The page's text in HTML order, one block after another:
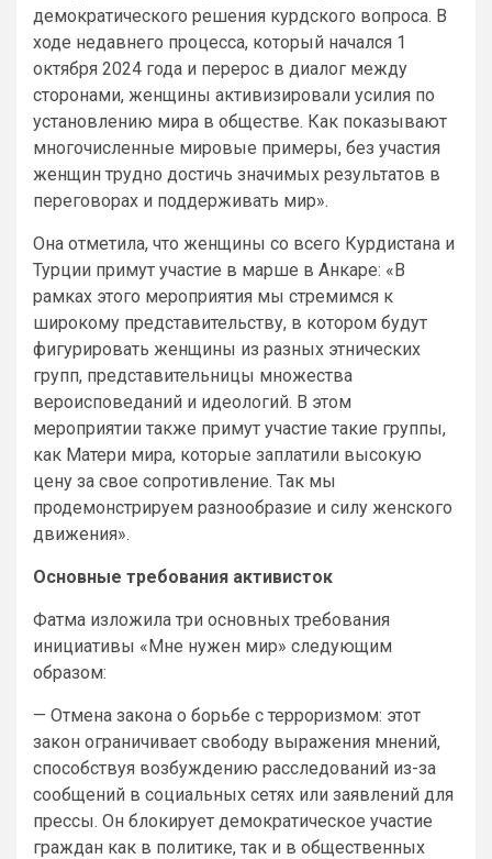
демократического решения курдского вопроса. В
ходе недавнего процесса, который начался 1
октября 2024 года и перерос в диалог между
сторонами, женщины активизировали усилия по
установлению мира в обществе. Как показывают
многочисленные мировые примеры, без участия
женщин трудно достичь значимых результатов в
переговорах и поддерживать мир».
Она отметила, что женщины со всего Курдистана и
Турции примут участие в марше в Анкаре: «В
рамках этого мероприятия мы стремимся к
широкому представительству, в котором будут
фигурировать женщины из разных этнических
групп, представительницы множества
вероисповеданий и идеологий. В этом
мероприятии также примут участие такие группы,
как Матери мира, которые заплатили высокую
цену за свое сопротивление. Так мы
продемонстрируем разнообразие и силу женского
движения».
Основные требования активисток
Фатма изложила три основных требования
инициативы «Мне нужен мир» следующим
образом:
— Отмена закона о борьбе с терроризмом: этот
закон ограничивает свободу выражения мнений,
способствуя возбуждению расследований из-за
сообщений в социальных сетях или заявлений для
прессы. Он блокирует демократическое участие
граждан как в политике, так и в общественных